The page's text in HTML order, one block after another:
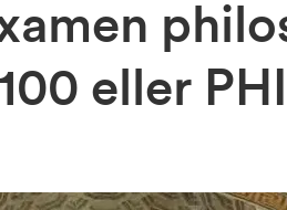
eller